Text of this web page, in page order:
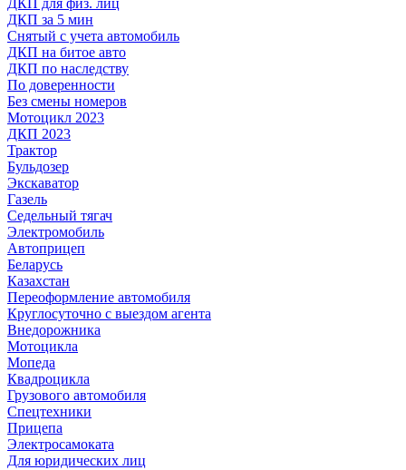
ДКП для физ. лиц
ДКП за 5 мин
Снятый с учета автомобиль
ДКП на битое авто
ДКП по наследству
По доверенности
Без смены номеров
Мотоцикл 2023
ДКП 2023
Трактор
Бульдозер
Экскаватор
Газель
Седельный тягач
Электромобиль
Автоприцеп
Беларусь
Казахстан
Переоформление автомобиля
Круглосуточно с выездом агента
Внедорожника
Мотоцикла
Мопеда
Квадроцикла
Грузового автомобиля
Спецтехники
Прицепа
Электросамоката
Для юридических лиц